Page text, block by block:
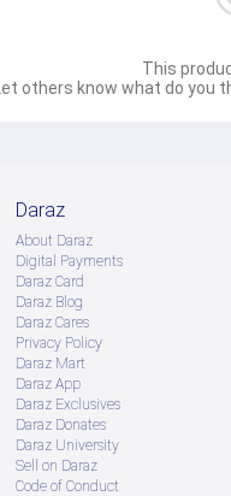
This
Let others know what do you
Daraz
About Daraz
Digital Payments
Daraz Card
Daraz Blog
Daraz Cares
Privacy Policy
Daraz Mart
Daraz App
Daraz Exclusives
Daraz Donates
Daraz University
Sell on Daraz
Code of Conduct